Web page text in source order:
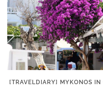
[TRAVELDIARY] MYKONOS IN